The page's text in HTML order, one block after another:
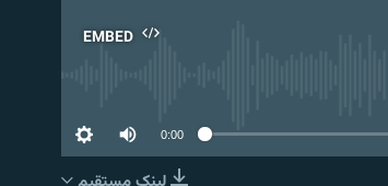
EMBED
0:00